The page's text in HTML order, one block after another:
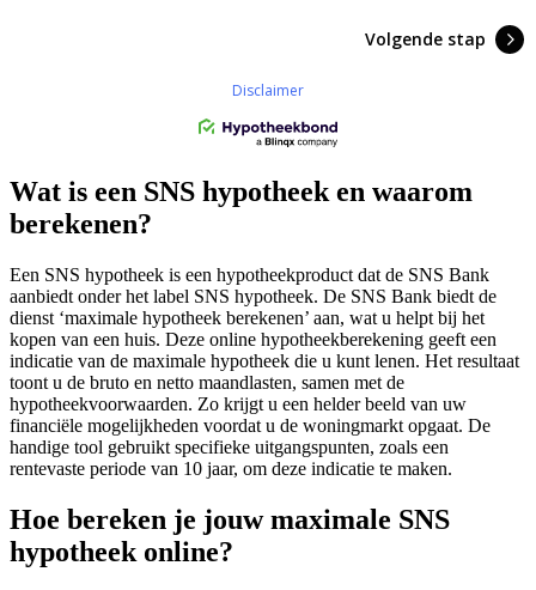
Wat is een SNS hypotheek en waarom
berekenen?
Een SNS hypotheek is een hypotheekproduct dat de SNS Bank
aanbiedt onder het label SNS hypotheek. De SNS Bank biedt de
dienst ‘maximale hypotheek berekenen’ aan, wat u helpt bij het
kopen van een huis. Deze online hypotheekberekening geeft een
indicatie van de maximale hypotheek die u kunt lenen. Het resultaat
toont u de bruto en netto maandlasten, samen met de
hypotheekvoorwaarden. Zo krijgt u een helder beeld van uw
financiële mogelijkheden voordat u de woningmarkt opgaat. De
handige tool gebruikt specifieke uitgangspunten, zoals een
rentevaste periode van 10 jaar, om deze indicatie te maken.
Hoe bereken je jouw maximale SNS
hypotheek online?